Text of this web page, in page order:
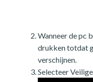
Wanneer de pc
drukken totdat
verschijnen.
Selecteer